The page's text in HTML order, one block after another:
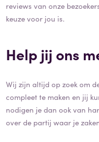
reviews van onze
keuze voor jou is.
Help jij ons
Wij zijn altijd op zoek om
compleet te maken en jij
nodigen je dan ook van
over de partij waar je